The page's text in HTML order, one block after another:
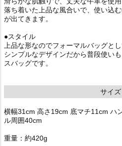
落ち着いた上品な風合いで、使い込
が出てきます。
●スタイル
上品な形なのでフォーマルバッグとし
シンプルなデザインだから普段使い
スバッグです。
サイズ
横幅31cm 高さ19cm 底マチ11cm ハ
ル周囲40cm
重量：約420g